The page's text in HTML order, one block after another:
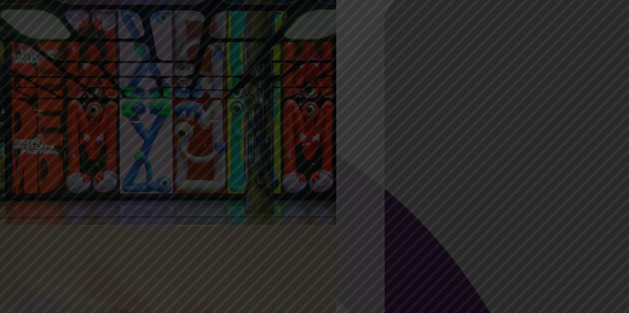
5 Mai 2021 14:00
27 Mar
2022 18:00
Demo (design in motion)
Festival